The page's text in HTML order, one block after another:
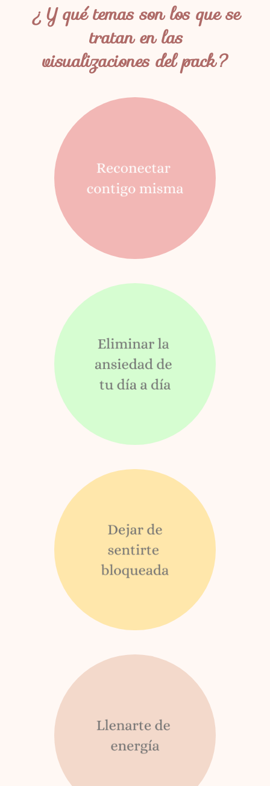
¿Y qué temas son los que se
tratan en las
visualizaciones del pack?